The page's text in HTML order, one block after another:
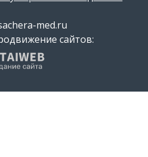
med.ru
сайтов: